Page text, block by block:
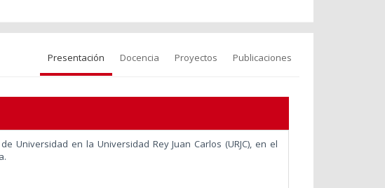
Presentación Docencia Proyectos Publicaciones
Universidad en la Universidad Rey Juan Carlos (URJC), en el